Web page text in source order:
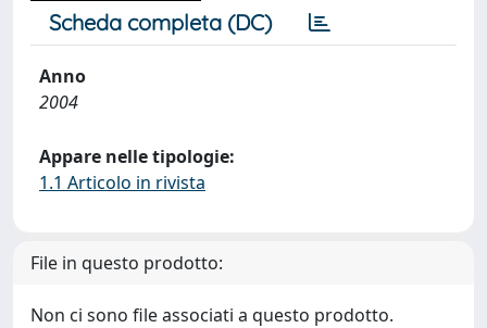
Scheda completa (DC)
Anno
2004
Appare nelle tipologie:
1.1 Articolo in rivista
File in questo prodotto:
Non ci sono file associati a questo prodotto.